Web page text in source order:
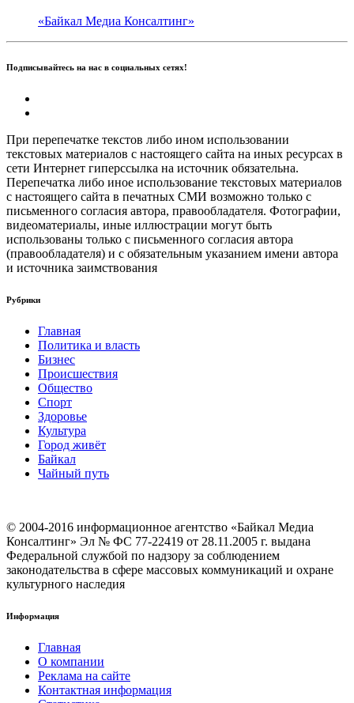
«Байкал Медиа Консалтинг»
Подписывайтесь на нас в социальных сетях!
При перепечатке текстов либо ином использовании
текстовых материалов с настоящего сайта на иных ресурсах в
сети Интернет гиперссылка на источник обязательна.
Перепечатка либо иное использование текстовых материалов
с настоящего сайта в печатных СМИ возможно только с
письменного согласия автора, правообладателя. Фотографии,
видеоматериалы, иные иллюстрации могут быть
использованы только с письменного согласия автора
(правообладателя) и с обязательным указанием имени автора
и источника заимствования
Рубрики
Главная
Политика и власть
Бизнес
Происшествия
Общество
Cпорт
Здоровье
Культура
Город живёт
Байкал
Чайный путь
© 2004-2016 информационное агентство «Байкал Медиа
Консалтинг» Эл № ФС 77-22419 от 28.11.2005 г. выдана
Федеральной службой по надзору за соблюдением
законодательства в сфере массовых коммуникаций и охране
культурного наследия
Информация
Главная
О компании
Реклама на сайте
Контактная информация